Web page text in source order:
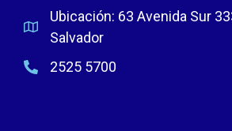
Ubicación: 63 Avenida Sur
Salvador
2525 5700